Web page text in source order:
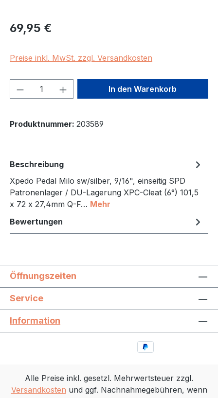
Regulärer Preis:
69,95 €
Preise inkl. MwSt. zzgl. Versandkosten
Produkt Anzahl: Gib denIn den Warenkorb
Produktnummer: 203589
Beschreibung
Xpedo Pedal Milo sw/silber, 9/16", einseitig SPD
Patronenlager / DU-Lagerung XPC-Cleat (6°) 101,5
x 72 x 27,4mm Q-F… Mehr
Bewertungen
Öffnungszeiten
Service
Information
Alle Preise inkl. gesetzl. Mehrwertsteuer zzgl.
Versandkosten und ggf. Nachnahmegebühren, wenn